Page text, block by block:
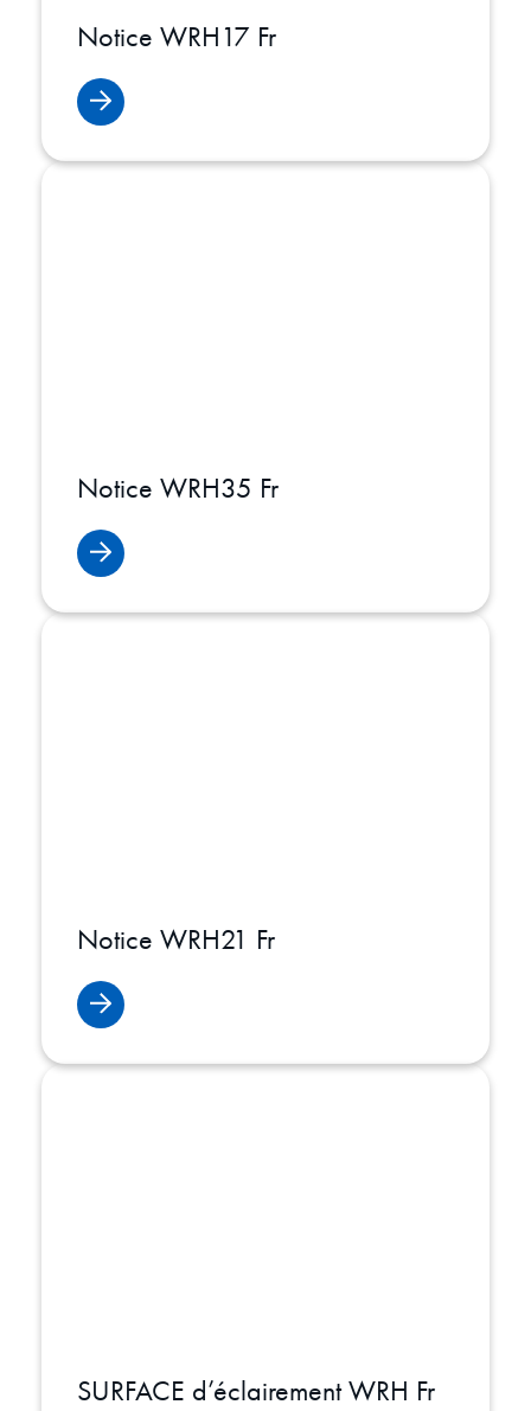
Notice WRH17 Fr
Notice WRH35 Fr
Notice WRH21 Fr
SURFACE d’éclairement WRH Fr